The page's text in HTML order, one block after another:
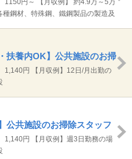
円～ 【月収例】 約4.9万～5万
円）×10日程度
種鋼材、特殊鋼、鐵鋼製品の製造及
扶養内OK】公共施設のお掃
円 【月収例】12日/月出勤の
円×3時間30分×3日/週×4週)
公共施設のお掃除スタッフ
円 【月収例】週3日勤務の場
間30分×1,140円×12日/月